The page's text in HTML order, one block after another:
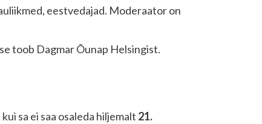
eestvedajad. Moderaator on
toob Dagmar Õunap Helsingist.
sa ei saa osaleda hiljemalt 21.